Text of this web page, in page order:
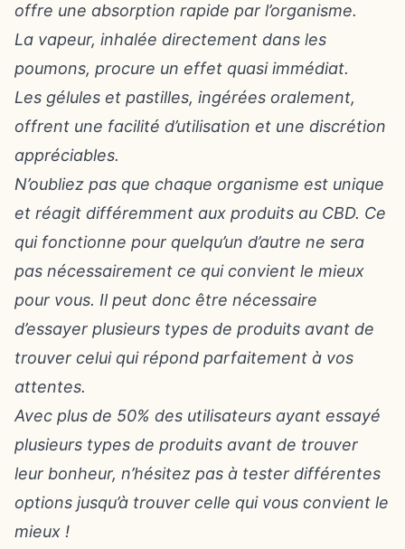
offre une absorption rapide par l’organisme.
La vapeur, inhalée directement dans les
poumons, procure un effet quasi immédiat.
Les gélules et pastilles, ingérées oralement,
offrent une facilité d’utilisation et une discrétion
appréciables.
N’oubliez pas que chaque organisme est unique
et réagit différemment aux produits au CBD. Ce
qui fonctionne pour quelqu’un d’autre ne sera
pas nécessairement ce qui convient le mieux
pour vous. Il peut donc être nécessaire
d’essayer plusieurs types de produits avant de
trouver celui qui répond parfaitement à vos
attentes.
Avec plus de 50% des utilisateurs ayant essayé
plusieurs types de produits avant de trouver
leur bonheur, n’hésitez pas à tester différentes
options jusqu’à trouver celle qui vous convient le
mieux !